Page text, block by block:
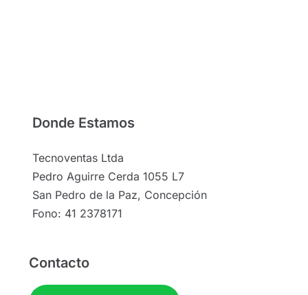
Donde Estamos
Tecnoventas Ltda
Pedro Aguirre Cerda 1055 L7
San Pedro de la Paz, Concepción
Fono: 41 2378171
Contacto